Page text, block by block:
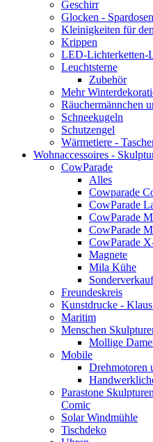
Geschirr
Glocken - Spardosen
Kleinigkeiten für
Krippen
LED-Lichterketten-
Leuchtsterne
Zubehör
Mehr
Räuchermännchen
Schneekugeln
Schutzengel
Wärmetiere -
Wohnaccessoires -
CowParade
Alles
Cowparade
CowParade
CowParade
CowParade
CowParade
Magnete
Mila Kühe
Freundeskreis
Kunstdrucke -
Maritim
Menschen
Mollige
Mobile
Drehmotoren
Parastone
Comic
Solar Windmühle
Tischdeko